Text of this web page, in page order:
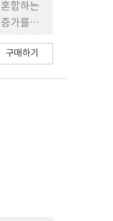
합하는
가를
질 아스
진행
구매하기